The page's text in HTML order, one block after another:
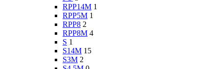
RPP14M 1
RPP5M 1
RPP8 2
RPP8M 4
S 1
S14M 15
S3M 2